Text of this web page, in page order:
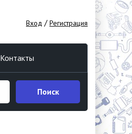
Вход / Регистрация
Контакты
Поиск